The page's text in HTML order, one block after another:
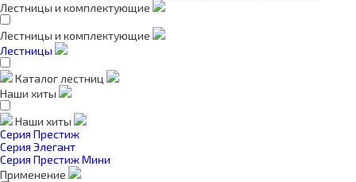
Лестницы и комплектующие
Лестницы и комплектующие
Лестницы
Каталог лестниц
Наши хиты
Наши хиты
Серия Престиж
Серия Элегант
Серия Престиж Мини
Применение